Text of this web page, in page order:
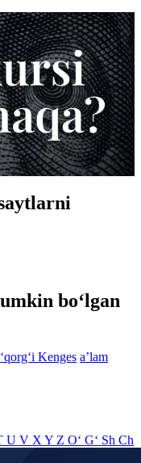
bo‘lgan
Kenges aʼlam
U V X Y Z O‘ G‘ Sh Ch